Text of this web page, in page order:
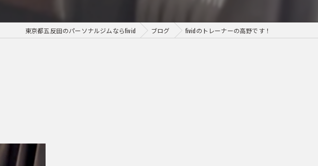
東京都五反田のパーソナルジムならfivid ブログ fividのトレーナーの高野です！